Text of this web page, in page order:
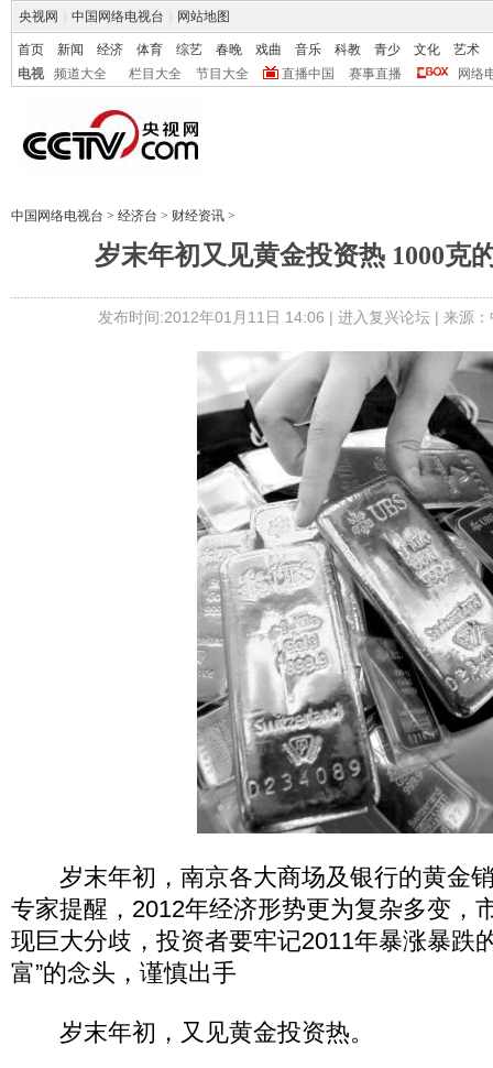
央视网 中国网络电视台 网站地图
首页 新闻 经济 体育 综艺 春晚 戏曲 音乐 科教 青少 文化
艺术
电视
频道大全 栏目大全 节目大全 直播中国 赛事直播 网络
中国网络电视台 > 经济台 > 财经资讯 >
岁末年初又见黄金投资热 1000克
发布时间:2012年01月11日 14:06 | 进入复兴论坛| 来源
岁末年初，南京各大商场及银行的黄金
专家提醒，2012年经济形势更为复杂多变，
现巨大分歧，投资者要牢记2011年暴涨暴跌
富”的念头，谨慎出手
岁末年初，又见黄金投资热。